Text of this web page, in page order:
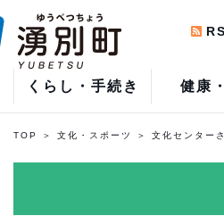
くらし・手続き 健康
TOP 文化・スポーツ 文化センター